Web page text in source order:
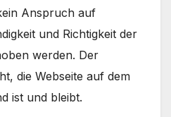
Anspruch auf
und Richtigkeit der
werden. Der
die Webseite auf dem
ist und bleibt.